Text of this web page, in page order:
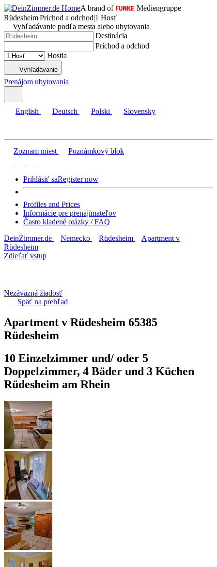
A brand of
Mediengruppe
Rüdesheim|Príchod a odchod|1 Hosť
Vyhľadávanie podľa mesta alebo ubytovania
Destinácia
Príchod a odchod
Hostia
Vyhľadávanie
Prenájom ubytovania
English Deutsch Polski Slovensky
Zoznam miest Poznámkový blok
Prihlásiť saRegister now
Profiles and Prices
Informácie pre prenajímateľov
Často kladené otázky / FAQ
DeinZimmer.de
Nemecko Rüdesheim
Apartment v
Rüdesheim
Zdieľať vstup
Nezáväzná žiadosť
Späť na prehľad
Apartment v Rüdesheim 65385
Rüdesheim
10 Einzelzimmer und/ oder 5
Doppelzimmer, 4 Bäder und 3 Küchen
Rüdesheim am Rhein